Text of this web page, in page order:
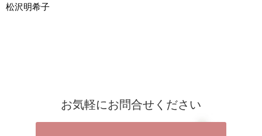
松沢明希子
お気軽にお問合せください